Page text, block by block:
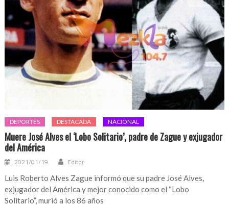
DEPORTES DESTACADA NACIONAL
Muere José Alves el ‘Lobo Solitario’, padre de Zague y exjugador
del América
2021/01/19 Editor
Luis Roberto Alves Zague informó que su padre José Alves,
exjugador del América y mejor conocido como el “Lobo
Solitario”, murió a los 86 años